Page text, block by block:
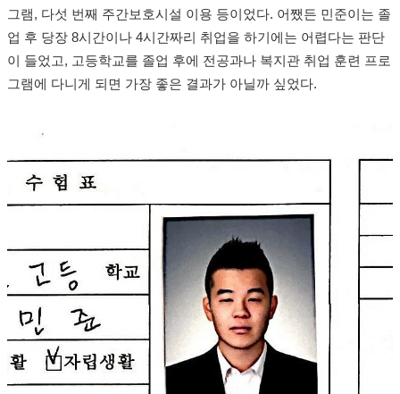
그램, 다섯 번째 주간보호시설 이용 등이었다. 어쨌든 민준이는 졸
업 후 당장 8시간이나 4시간짜리 취업을 하기에는 어렵다는 판단
이 들었고, 고등학교를 졸업 후에 전공과나 복지관 취업 훈련 프로
그램에 다니게 되면 가장 좋은 결과가 아닐까 싶었다.